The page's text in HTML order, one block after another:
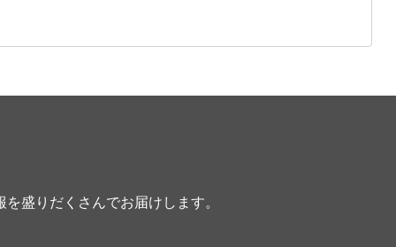
盛りだくさんでお届けします。